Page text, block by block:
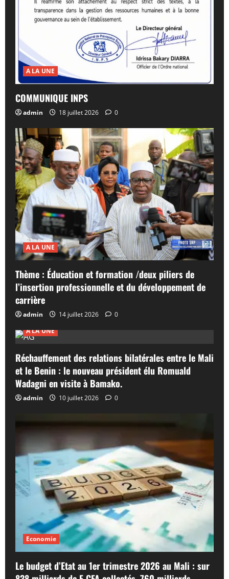
A LA UNE
COMMUNIQUE INPS
admin 18 juillet 2026 0
A LA UNE
Thème : Éducation et formation /deux piliers de
l’insertion professionnelle et du développement de
carrière
admin 14 juillet 2026
0
A LA UNE
Réchauffement des relations bilatérales entre le Mali
et le Benin : le nouveau président élu Romuald
Wadagni en visite à Bamako.
admin 10 juillet 2026 0
Economie
Le budget d’Etat au 1er trimestre 2026 au Mali : sur